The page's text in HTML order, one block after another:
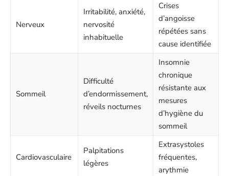
Nerveux
Irritabilité, anxiété,
nervosité
inhabituelle
Crises
d’angoisse
répétées sans
cause identifiée
Sommeil
Difficulté
d’endormissement,
réveils nocturnes
Insomnie
chronique
résistante aux
mesures
d’hygiène du
sommeil
Cardiovasculaire
Palpitations
légères
Extrasystoles
fréquentes,
arythmie